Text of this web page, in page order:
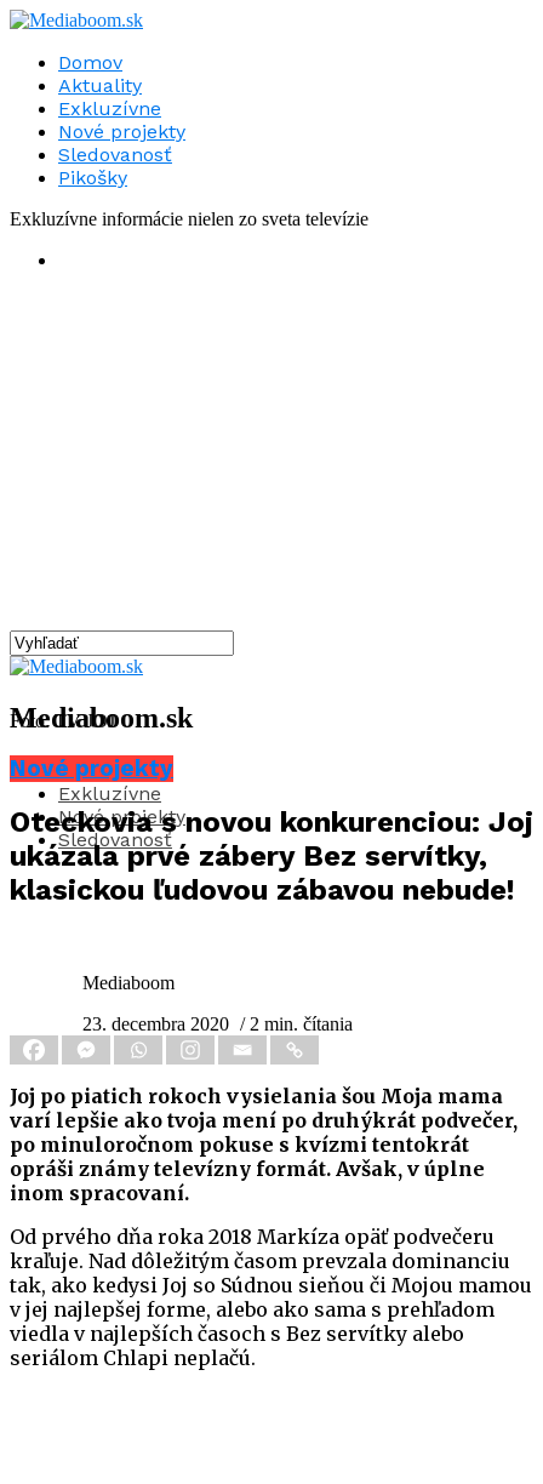
Domov
Aktuality
Exkluzívne
Nové projekty
Sledovanosť
Pikošky
Exkluzívne informácie nielen zo sveta televízie
Mediaboom.sk
Aktuality
Exkluzívne
Nové projekty
Sledovanosť
Foto: TV JOJ
Nové projekty
Oteckovia s novou konkurenciou: Joj
ukázala prvé zábery Bez servítky,
klasickou ľudovou zábavou nebude!
Mediaboom
23. decembra 2020 / 2 min. čítania
Joj po piatich rokoch vysielania šou Moja mama
varí lepšie ako tvoja mení po druhýkrát podvečer,
po minuloročnom pokuse s kvízmi tentokrát
opráši známy televízny formát. Avšak, v úplne
inom spracovaní.
Od prvého dňa roka 2018 Markíza opäť podvečeru
kraľuje. Nad dôležitým časom prevzala dominanciu
tak, ako kedysi Joj so Súdnou sieňou či Mojou mamou
v jej najlepšej forme, alebo ako sama s prehľadom
viedla v najlepších časoch s Bez servítky alebo
seriálom Chlapi neplačú.